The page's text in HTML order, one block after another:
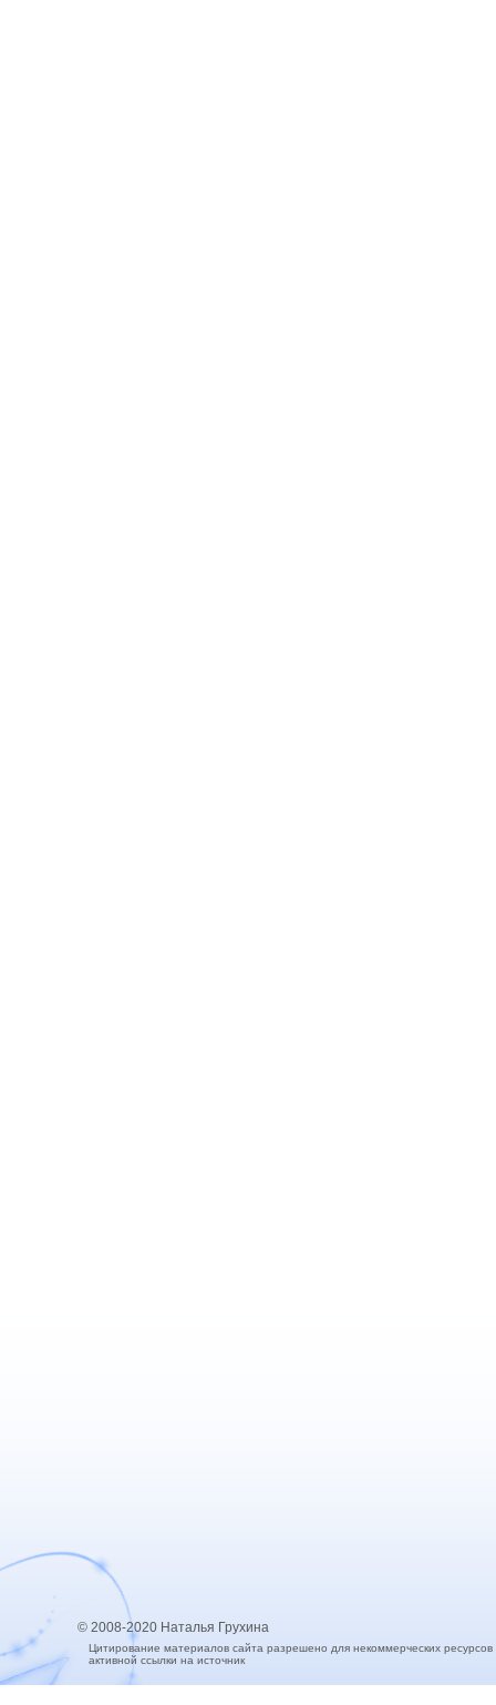
© 2008-2020 Наталья Грухина
Цитирование материалов сайта разрешено для некоммерческих
активной ссылки на источник